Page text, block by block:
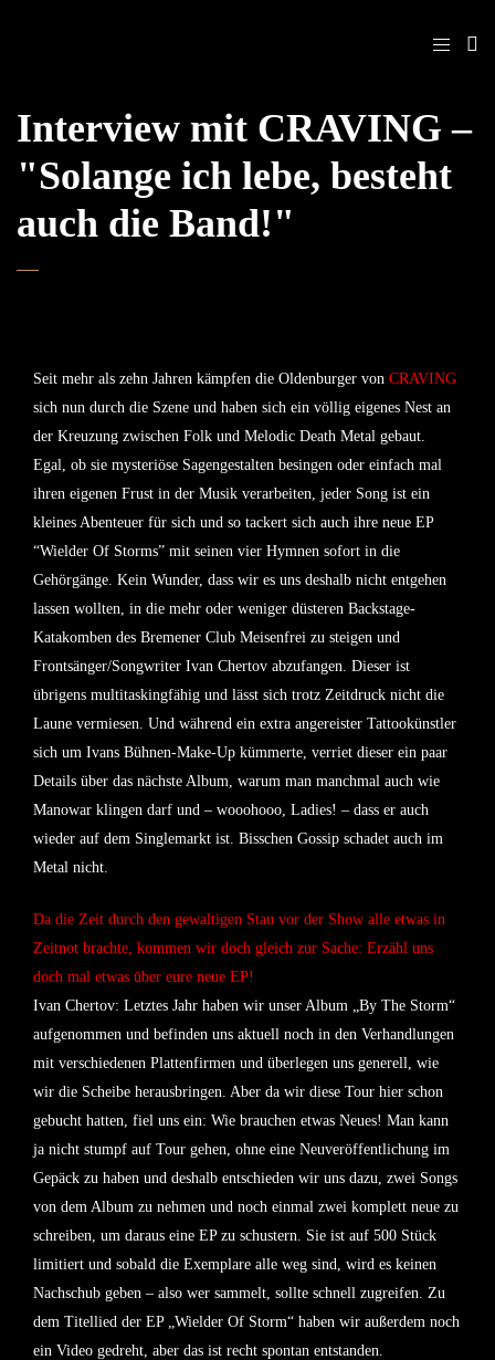
Interview mit CRAVING –
"Solange ich lebe, besteht
auch die Band!"
Seit mehr als zehn Jahren kämpfen die Oldenburger von CRAVING
sich nun durch die Szene und haben sich ein völlig eigenes Nest an
der Kreuzung zwischen Folk und Melodic Death Metal gebaut.
Egal, ob sie mysteriöse Sagengestalten besingen oder einfach mal
ihren eigenen Frust in der Musik verarbeiten, jeder Song ist ein
kleines Abenteuer für sich und so tackert sich auch ihre neue EP
“Wielder Of Storms” mit seinen vier Hymnen sofort in die
Gehörgänge. Kein Wunder, dass wir es uns deshalb nicht entgehen
lassen wollten, in die mehr oder weniger düsteren Backstage-
Katakomben des Bremener Club Meisenfrei zu steigen und
Frontsänger/Songwriter Ivan Chertov abzufangen. Dieser ist
übrigens multitaskingfähig und lässt sich trotz Zeitdruck nicht die
Laune vermiesen. Und während ein extra angereister Tattookünstler
sich um Ivans Bühnen-Make-Up kümmerte, verriet dieser ein paar
Details über das nächste Album, warum man manchmal auch wie
Manowar klingen darf und – wooohooo, Ladies! – dass er auch
wieder auf dem Singlemarkt ist. Bisschen Gossip schadet auch im
Metal nicht.
Da die Zeit durch den gewaltigen Stau vor der Show alle etwas in
Zeitnot brachte, kommen wir doch gleich zur Sache: Erzähl uns
doch mal etwas über eure neue EP!
Ivan Chertov: Letztes Jahr haben wir unser Album „By The Storm“
aufgenommen und befinden uns aktuell noch in den Verhandlungen
mit verschiedenen Plattenfirmen und überlegen uns generell, wie
wir die Scheibe herausbringen. Aber da wir diese Tour hier schon
gebucht hatten, fiel uns ein: Wie brauchen etwas Neues! Man kann
ja nicht stumpf auf Tour gehen, ohne eine Neuveröffentlichung im
Gepäck zu haben und deshalb entschieden wir uns dazu, zwei Songs
von dem Album zu nehmen und noch einmal zwei komplett neue zu
schreiben, um daraus eine EP zu schustern. Sie ist auf 500 Stück
limitiert und sobald die Exemplare alle weg sind, wird es keinen
Nachschub geben – also wer sammelt, sollte schnell zugreifen. Zu
dem Titellied der EP „Wielder Of Storm“ haben wir außerdem noch
ein Video gedreht, aber das ist recht spontan entstanden.